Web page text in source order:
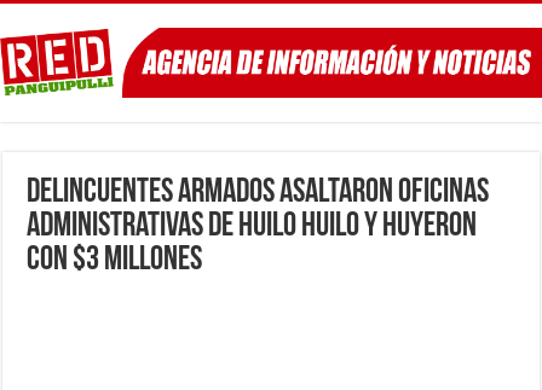
Delincuentes armados asaltaron oficinas
administrativas de Huilo Huilo y huyeron
con $3 millones